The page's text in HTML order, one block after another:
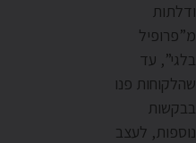
ודלתות
מ”פרופיל
בלגי”, עד
שהלקוחות פנו
בבקשות
נוספות, לעצב